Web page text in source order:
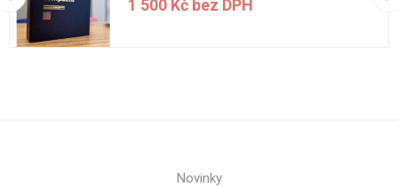
1 500 Kč bez DPH
Novinky